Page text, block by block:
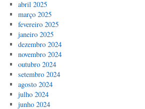
abril 2025
março 2025
fevereiro 2025
janeiro 2025
dezembro 2024
novembro 2024
outubro 2024
setembro 2024
agosto 2024
julho 2024
junho 2024